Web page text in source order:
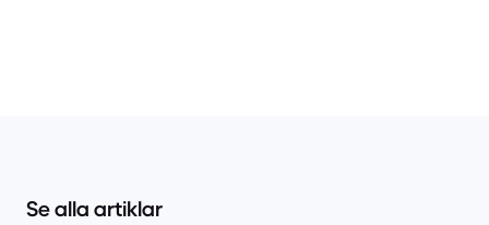
Se alla artiklar